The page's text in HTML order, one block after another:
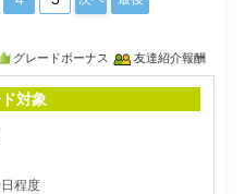
グレードボーナス 友達紹介報酬
対象
程度